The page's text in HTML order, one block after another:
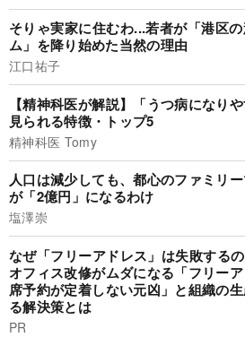
そりゃ実家に住むわ...若者が「港区
ム」を降り始めた当然の理由
江口祐子
【精神科医が解説】「うつ病になり
見られる特徴・トップ5
精神科医 Tomy
人口は減少しても、都心のファミリ
が「2億円」になるわけ
塩澤崇
なぜ「フリーアドレス」は失敗する
オフィス改修がムダになる「フリー
席予約が定着しない元凶」と組織の
る解決策とは
PR